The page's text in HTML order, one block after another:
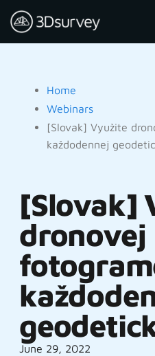
Home
Webinars
[Slovak] Využite
každodennej
[Slovak]
dronovej
June 29, 2022